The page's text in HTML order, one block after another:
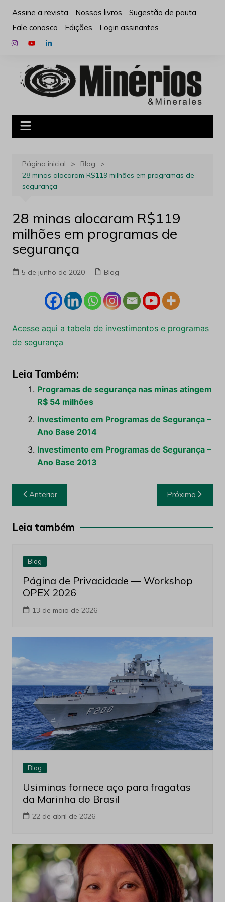
para
conteúdo
Assine a revista Nossos livros
Sugestão de pauta
Fale conosco
Edições Login assinantes
Página inicial
Blog
28 minas alocaram R$119 milhões em programas de
segurança
28 minas alocaram R$119
milhões em programas de
segurança
5 de junho de 2020 Blog
Acesse aqui a tabela de investimentos e programas
de segurança
Leia Também:
Programas de segurança nas minas atingem
R$ 54 milhões
Investimento em Programas de Segurança –
Ano Base 2014
Investimento em Programas de Segurança –
Ano Base 2013
Navegação
de
Post
Anterior Próximo
Leia também
Blog
Página de Privacidade — Workshop
OPEX 2026
13 de maio de 2026
Blog
Usiminas fornece aço para fragatas
da Marinha do Brasil
22 de abril de 2026